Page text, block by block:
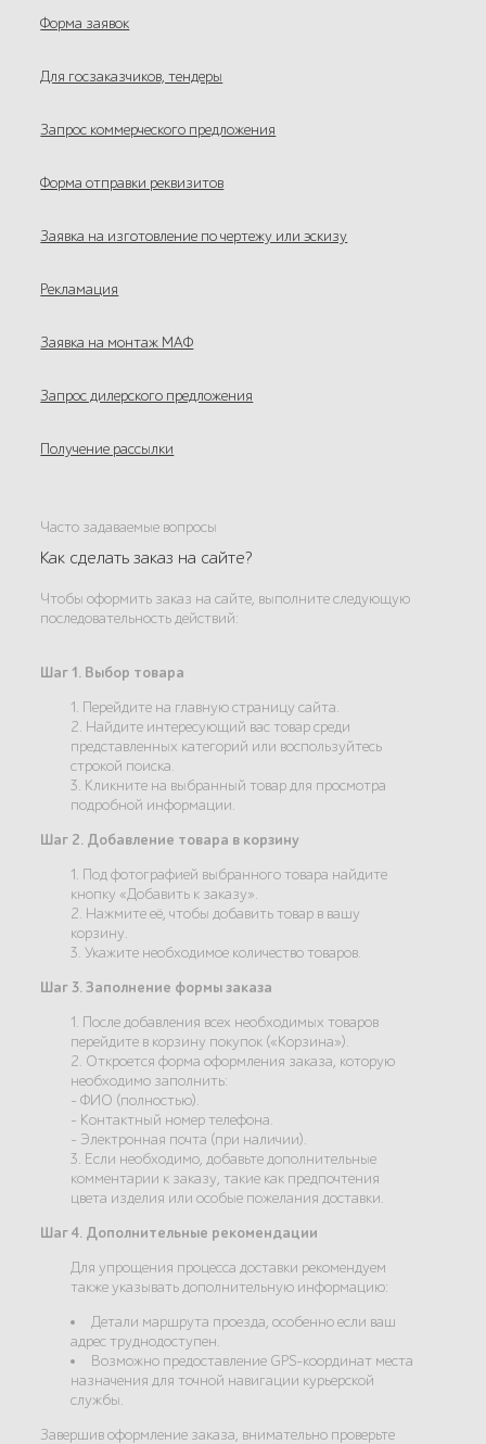
Форма заявок
Для госзаказчиков, тендеры
Запрос коммерческого предложения
Форма отправки реквизитов
Заявка на изготовление по чертежу или эскизу
Рекламация
Заявка на монтаж МАФ
Запрос дилерского предложения
Получение рассылки
Часто задаваемые вопросы
Как сделать заказ на сайте?
Чтобы оформить заказ на сайте, выполните следующую
последовательность действий:
Шаг 1. Выбор товара
1. Перейдите на главную страницу сайта.
2. Найдите интересующий вас товар среди
представленных категорий или воспользуйтесь
строкой поиска.
3. Кликните на выбранный товар для просмотра
подробной информации.
Шаг 2. Добавление товара в корзину
1. Под фотографией выбранного товара найдите
кнопку «Добавить к заказу».
2. Нажмите её, чтобы добавить товар в вашу
корзину.
3. Укажите необходимое количество товаров.
Шаг 3. Заполнение формы заказа
1. После добавления всех необходимых товаров
перейдите в корзину покупок («Корзина»).
2. Откроется форма оформления заказа, которую
необходимо заполнить:
- ФИО (полностью).
- Контактный номер телефона.
- Электронная почта (при наличии).
3. Если необходимо, добавьте дополнительные
комментарии к заказу, такие как предпочтения
цвета изделия или особые пожелания доставки.
Шаг 4. Дополнительные рекомендации
Для упрощения процесса доставки рекомендуем
также указывать дополнительную информацию:
Детали маршрута проезда, особенно если ваш
адрес труднодоступен.
Возможно предоставление GPS-координат места
назначения для точной навигации курьерской
службы.
Завершив оформление заказа, внимательно проверьте